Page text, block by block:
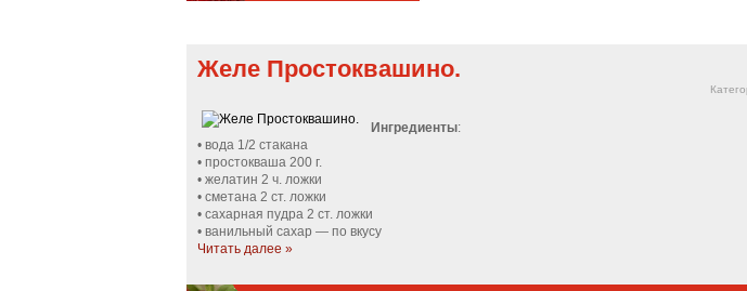
Желе Простоквашино.
Ингредиенты:
• вода 1/2 стакана
• простокваша 200 г.
• желатин 2 ч. ложки
• сметана 2 ст. ложки
• сахарная пудра 2 ст. ложки
• ванильный сахар — по вкусу
Читать далее »